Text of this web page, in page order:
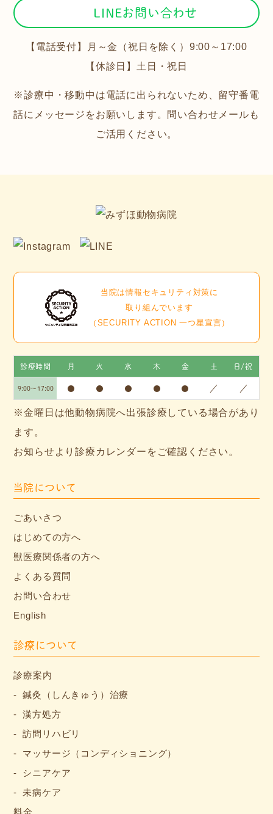
LINEお問い合わせ
【電話受付】月～金（祝日を除く）9:00～17:00
【休診日】土日・祝日
※診療中・移動中は電話に出られないため、留守番電
話にメッセージをお願いします。問い合わせメールも
ご活用ください。
当院は情報セキュリティ対策に
取り組んでいます
（SECURITY ACTION 一つ星宣言）
診療時間 月 火 水 木 金 土 日/祝
9:00～17:00 ● ● ● ● ● ／ ／
※金曜日は他動物病院へ出張診療している場合があり
ます。
お知らせより診療カレンダーをご確認ください。
当院について
ごあいさつ
はじめての方へ
獣医療関係者の方へ
よくある質問
お問い合わせ
English
診療について
診療案内
鍼灸（しんきゅう）治療
漢方処方
訪問リハビリ
マッサージ（コンディショニング）
シニアケア
未病ケア
料金